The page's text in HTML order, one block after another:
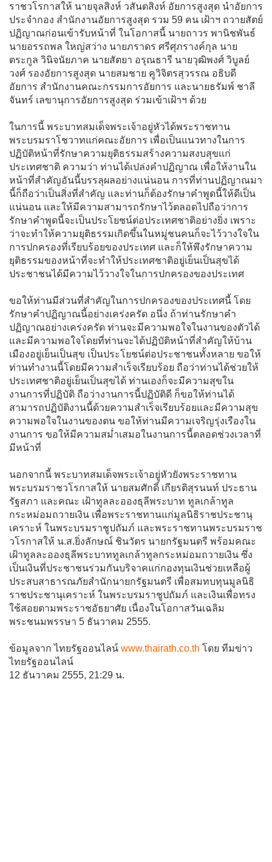
ราชวโรกาสให้ นายจุลสิงห์ วสันตสิงห์ อัยการสูงสุด นำอัยการ
ประจำกอง สำนักงานอัยการสูงสุด รวม 59 คน เฝ้าฯ ถวายสัตย์
ปฏิญาณก่อนเข้ารับหน้าที่ ในโอกาสนี้ นายถาวร พานิชพันธ์
นายอรรถพล ใหญ่สว่าง นายภราดร ศรีศุภรางค์กุล นาย
ตระกูล วินิจนัยภาค นายสัตยา อรุณธารี นายวุฒิพงศ์ วิบูลย์
วงศ์ รองอัยการสูงสุด นายสมชาย คูวิจิตรสุวรรณ อธิบดี
อัยการ สำนักงานคณะกรรมการอัยการ และนายธรัมพ์ ชาลี
จันทร์ เลขานุการอัยการสูงสุด ร่วมเข้าเฝ้าฯ ด้วย
ในการนี้ พระบาทสมเด็จพระเจ้าอยู่หัวได้พระราชทาน
พระบรมราโชวาทแก่คณะอัยการ เพื่อเป็นแนวทางในการ
ปฏิบัติหน้าที่รักษาความยุติธรรมสร้างความสงบสุขแก่
ประเทศชาติ ความว่า ท่านได้เปล่งคำปฏิญาณ เพื่อให้งานใน
หน้าที่สำคัญอันนี้บรรลุผลอย่างแน่นอน การที่ท่านปฏิญาณมา
นี้ก็ถือว่าเป็นสิ่งที่สำคัญ และท่านก็ต้องรักษาคำพูดนี้ให้ดีเป็น
แน่นอน และให้มีความสามารถรักษาไว้ตลอดไปถือว่าการ
รักษาคำพูดนี้จะเป็นประโยชน์ต่อประเทศชาติอย่างยิ่ง เพราะ
ว่าจะทำให้ความยุติธรรมเกิดขึ้นในหมู่ชนคนก็จะไว้วางใจใน
การปกครองที่เรียบร้อยของประเทศ และก็ให้พึงรักษาความ
ยุติธรรมของหน้าที่จะทำให้ประเทศชาติอยู่เย็นเป็นสุขได้
ประชาชนได้มีความไว้วางใจในการปกครองของประเทศ
ขอให้ท่านมีส่วนที่สำคัญในการปกครองของประเทศนี้ โดย
รักษาคำปฏิญาณนี้อย่างเคร่งครัด อนึ่ง ถ้าท่านรักษาคำ
ปฏิญาณอย่างเคร่งครัด ท่านจะมีความพอใจในงานของตัวได้
และมีความพอใจโดยที่ท่านจะได้ปฏิบัติหน้าที่สำคัญให้บ้าน
เมืองอยู่เย็นเป็นสุข เป็นประโยชน์ต่อประชาชนทั้งหลาย ขอให้
ท่านทำงานนี้โดยมีความสำเร็จเรียบร้อย ถือว่าท่านได้ช่วยให้
ประเทศชาติอยู่เย็นเป็นสุขได้ ท่านเองก็จะมีความสุขใน
งานการที่ปฏิบัติ ถือว่างานการนี้ปฏิบัติดี ก็ขอให้ท่านได้
สามารถปฏิบัติงานนี้ด้วยความสำเร็จเรียบร้อยและมีความสุข
ความพอใจในงานของตน ขอให้ท่านมีความเจริญรุ่งเรืองใน
งานการ ขอให้มีความสม่ำเสมอในงานการนี้ตลอดช่วงเวลาที่
มีหน้าที่
นอกจากนี้ พระบาทสมเด็จพระเจ้าอยู่หัวยังพระราชทาน
พระบรมราชวโรกาสให้ นายสมศักดิ์ เกียรติสุรนนท์ ประธาน
รัฐสภา และคณะ เฝ้าทูลละอองธุลีพระบาท ทูลเกล้าทูล
กระหม่อมถวายเงิน เพื่อพระราชทานแก่มูลนิธิราชประชานุ
เคราะห์ ในพระบรมราชูปถัมภ์ และพระราชทานพระบรมราช
วโรกาสให้ น.ส.ยิ่งลักษณ์ ชินวัตร นายกรัฐมนตรี พร้อมคณะ
เฝ้าทูลละอองธุลีพระบาททูลเกล้าทูลกระหม่อมถวายเงิน ซึ่ง
เป็นเงินที่ประชาชนร่วมกันบริจาคแก่กองทุนเงินช่วยเหลือผู้
ประสบสาธารณภัยสำนักนายกรัฐมนตรี เพื่อสมทบทุนมูลนิธิ
ราชประชานุเคราะห์ ในพระบรมราชูปถัมภ์ และเงินเพื่อทรง
ใช้สอยตามพระราชอัธยาศัย เนื่องในโอกาสวันเฉลิม
พระชนมพรรษา 5 ธันวาคม 2555.
ข้อมูลจาก ไทยรัฐออนไลน์ www.thairath.co.th โดย ทีมข่าว
ไทยรัฐออนไลน์
12 ธันวาคม 2555, 21:29 น.